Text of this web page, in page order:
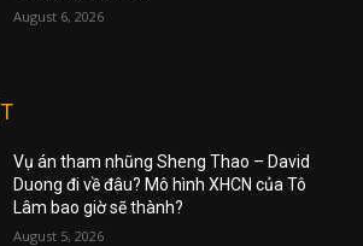
August 6, 2026
Vụ án tham nhũng Sheng Thao – David
Duong đi về đâu? Mô hình XHCN của Tô
Lâm bao giờ sẽ thành?
August 5, 2026